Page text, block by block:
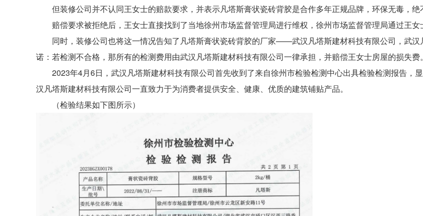
但装修公司并不认同王女士的赔款要求，并表示凡塔斯膏状瓷砖背胶是合作多年正规品牌，环保无毒，绝
赔偿要求被拒绝后，王女士直接找到了当地徐州市场监督管理局进行维权，徐州市场监督管理局通过王女
同时，装修公司也将这一情况告知了凡塔斯膏状瓷砖背胶的厂家——武汉凡塔斯建材科技有限公司，武
诺：若检测不合格，那所有的检测费用由武汉凡塔斯建材科技有限公司一律承担，并赔偿王女士房屋的损失费。
2023年4月6日，武汉凡塔斯建材科技有限公司首先收到了来自徐州市检验检测中心出具检验检测报告，
汉凡塔斯建材科技有限公司一直致力于为消费者提供安全、健康、优质的建筑铺贴产品。
（检验结果如下图所示）